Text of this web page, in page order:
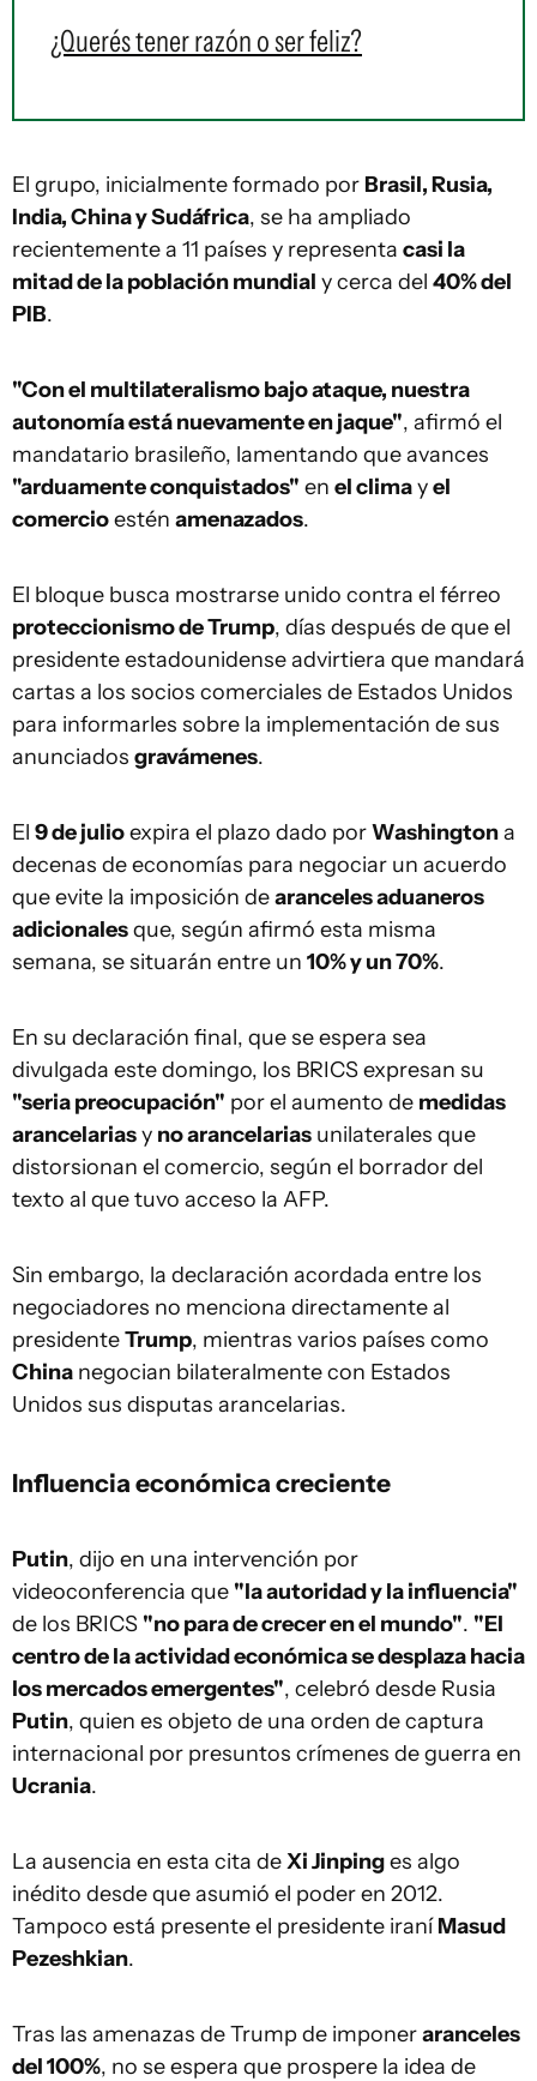
¿Querés tener razón o ser feliz?
El grupo, inicialmente formado por Brasil, Rusia,
India, China y Sudáfrica, se ha ampliado
recientemente a 11 países y representa casi la
mitad de la población mundial y cerca del 40% del
PIB.
"Con el multilateralismo bajo ataque, nuestra
autonomía está nuevamente en jaque", afirmó el
mandatario brasileño, lamentando que avances
"arduamente conquistados" en el climayel
comercioestén amenazados.
El bloque busca mostrarse unido contra el férreo
proteccionismo de Trump, días después de que el
presidente estadounidense advirtiera que mandará
cartas a los socios comerciales de Estados Unidos
para informarles sobre la implementación de sus
anunciados gravámenes.
El 9 de julioexpira el plazo dado porWashingtona
decenas de economías para negociar un acuerdo
que evite la imposición dearanceles aduaneros
adicionalesque, según afirmó esta misma
semana, se situarán entre un 10% y un 70%.
En su declaración final, que se espera sea
divulgada este domingo, los BRICS expresan su
"seria preocupación" por el aumento de medidas
arancelariasy no arancelarias unilaterales que
distorsionan el comercio, según el borrador del
texto al que tuvo acceso la AFP.
Sin embargo, la declaración acordada entre los
negociadores no menciona directamente al
presidenteTrump, mientras varios países como
China negocian bilateralmente con Estados
Unidos sus disputas arancelarias.
Influencia económica creciente
Putin, dijo en una intervención por
videoconferencia que "la autoridad y la influencia"
de los BRICS "no para de crecer en el mundo". "El
centro de la actividad económica se desplaza hacia
los mercados emergentes", celebró desde Rusia
Putin, quien es objeto de una orden de captura
internacional por presuntos crímenes de guerra en
Ucrania.
La ausencia en esta cita deXi Jinpinges algo
inédito desde que asumió el poder en 2012.
Tampoco está presente el presidente iraníMasud
Pezeshkian.
Tras las amenazas de Trump de imponeraranceles
del 100%, no se espera que prospere la idea de